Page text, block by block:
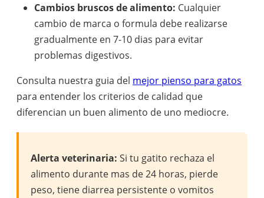
Cambios bruscos de alimento: Cualquier
cambio de marca o formula debe realizarse
gradualmente en 7-10 dias para evitar
problemas digestivos.
Consulta nuestra guia del mejor pienso para gatos
para entender los criterios de calidad que
diferencian un buen alimento de uno mediocre.
Alerta veterinaria: Si tu gatito rechaza el
alimento durante mas de 24 horas, pierde
peso, tiene diarrea persistente o vomitos